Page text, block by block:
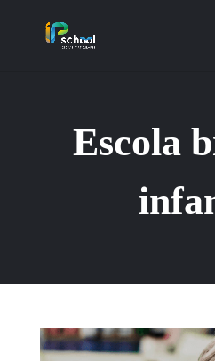
Escola